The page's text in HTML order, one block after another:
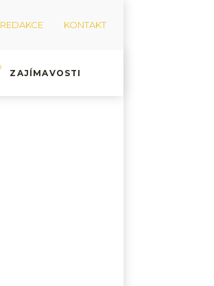
REDAKCE KONTAKT
ZAJÍMAVOSTI